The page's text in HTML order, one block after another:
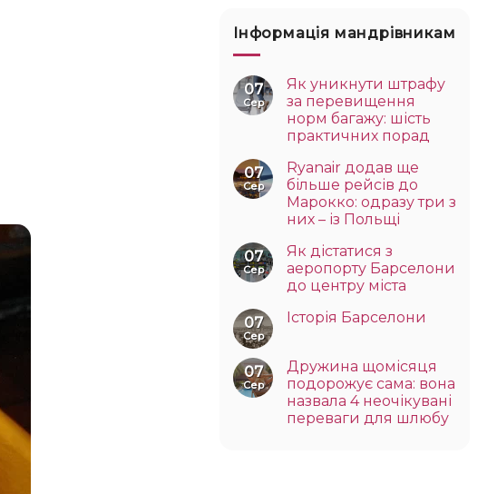
Інформація мандрівникам
07
Сер
Як уникнути штрафу
за перевищення
норм багажу: шість
практичних порад
07
Сер
Ryanair додав ще
більше рейсів до
Марокко: одразу три з
них – із Польщі
07
Сер
Як дістатися з
аеропорту Барселони
до центру міста
07
Сер
Історія Барселони
07
Сер
Дружина щомісяця
подорожує сама: вона
назвала 4 неочікувані
переваги для шлюбу